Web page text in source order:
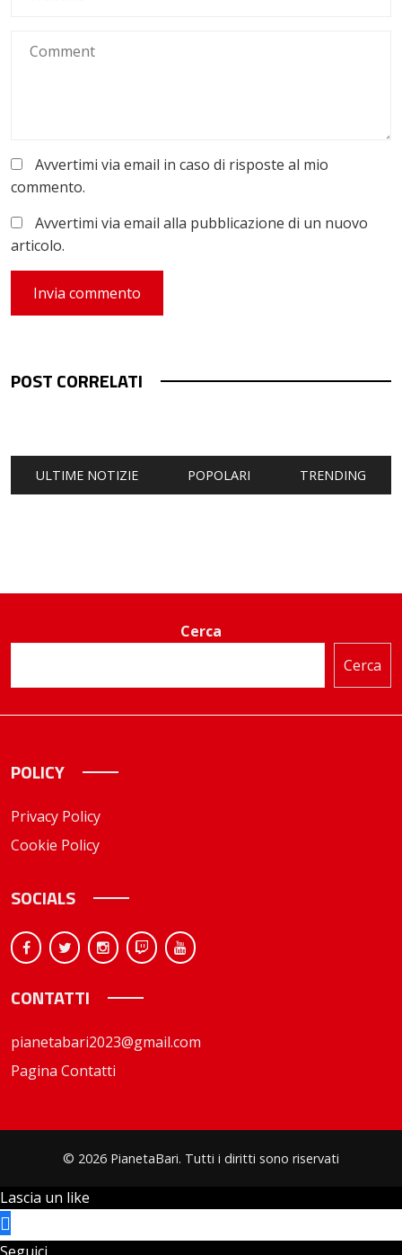
Avvertimi via email in caso di risposte al mio
commento.
Avvertimi via email alla pubblicazione di un nuovo
articolo.
POST CORRELATI
ULTIME NOTIZIE POPOLARI TRENDING
Cerca
Cerca
POLICY
Privacy Policy
Cookie Policy
SOCIALS
CONTATTI
pianetabari2023@gmail.com
Pagina Contatti
© 2026 PianetaBari. Tutti i diritti sono riservati
Lascia un like